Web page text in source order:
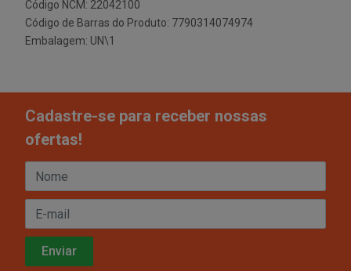
Código NCM: 22042100
Código de Barras do Produto: 7790314074974
Embalagem: UN\1
Cadastre-se para receber nossas
ofertas!